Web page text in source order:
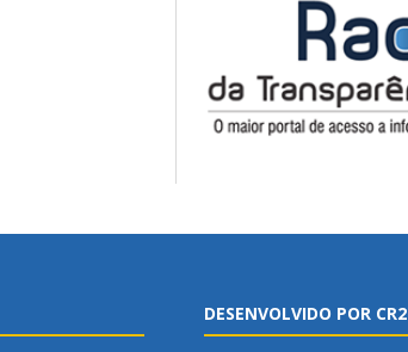
DESENVOLVIDO POR CR2